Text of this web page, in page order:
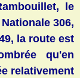
le
306,
la route est
qu'en
relativement